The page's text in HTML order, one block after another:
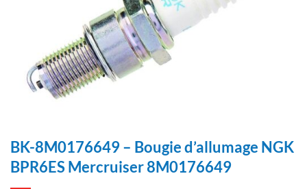
BK-8M0176649 – Bougie d’allumage NGK
BPR6ES Mercruiser 8M0176649